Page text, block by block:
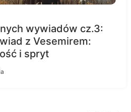
wywiadów cz.3:
z Vesemirem:
i spryt